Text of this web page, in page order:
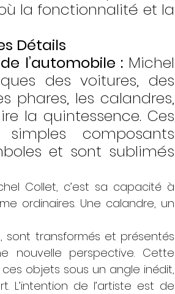
la fonctionnalité et la
Détails
l’automobile : Michel
des voitures, des
phares, les calandres,
la quintessence. Ces
composants
et sont sublimés
Collet, c’est sa capacité à
ordinaires. Une calandre, un
sont transformés et présentés
nouvelle perspective. Cette
objets sous un angle inédit,
de l’artiste est de